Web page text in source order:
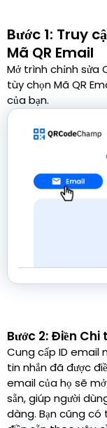
Bước 1: Truy
Mã QR Email
Mở trình chỉnh sửa
tùy chọn Mã QR
của bạn.
Bước 2: Điền Chi
Cung cấp ID email
tin nhắn đã được
email của họ sẽ
sẵn, giúp người
dàng. Bạn cũng có